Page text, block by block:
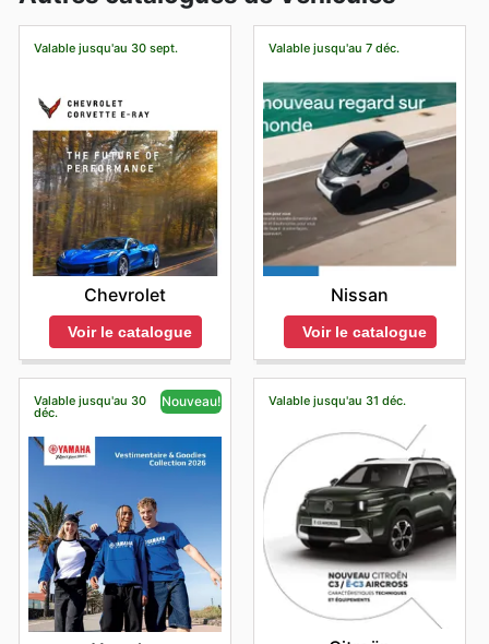
Valable jusqu'au 30 sept.
Chevrolet
Voir le catalogue
Valable jusqu'au 7 déc.
Nissan
Voir le catalogue
Valable jusqu'au 30
déc.
Nouveau! Valable jusqu'au 31 déc.